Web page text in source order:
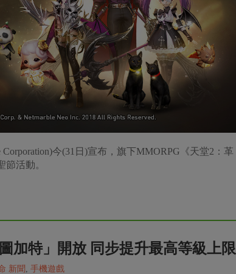
今(31日)宣布，旗下MMORPG《天堂2：革
活動。
加特」開放 同步提升最高等級上限
新聞 手機遊戲